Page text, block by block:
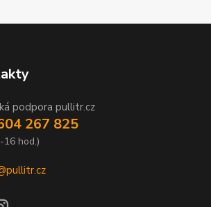
podpora pullitr.cz
267 825
16 hod.)